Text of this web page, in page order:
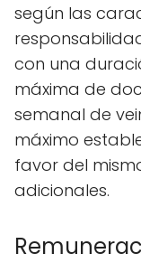
según las
con una
máxima de
semanal de
máximo
favor del
adicionales.